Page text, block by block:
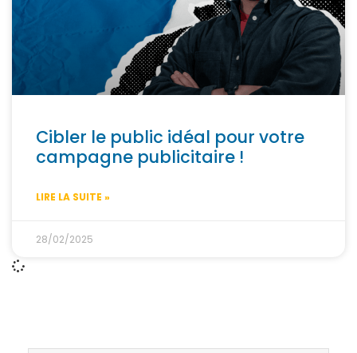
Cibler le public idéal pour votre
campagne publicitaire !
LIRE LA SUITE »
28/02/2025